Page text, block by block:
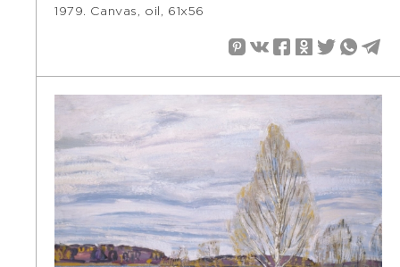
1979. Canvas, oil, 61х56